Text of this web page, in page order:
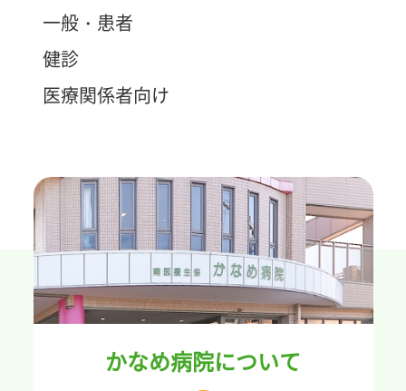
一般・患者
健診
医療関係者向け
かなめ病院について